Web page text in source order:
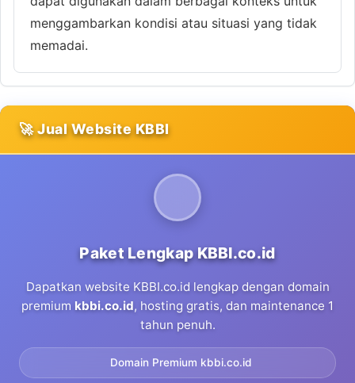
menggambarkan kondisi atau situasi yang tidak
memadai.
🚀 Jual Website KBBI
Paket Lengkap KBBI.co.id
Dapatkan website KBBI.co.id lengkap dengan domain
premium kbbi.co.id, hosting gratis, dan maintenance 1
tahun penuh.
Domain Premium kbbi.co.id